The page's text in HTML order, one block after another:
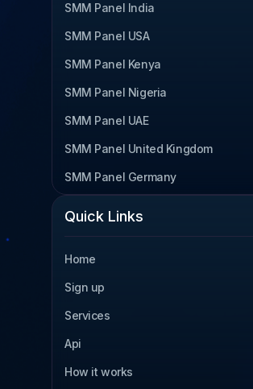
SMM Panel India
SMM Panel USA
SMM Panel Kenya
SMM Panel Nigeria
SMM Panel UAE
SMM Panel United Kingdom
SMM Panel Germany
SMM Panel Tanzania
SMM Panel Uganda
SMM Panel South Africa
SMM Panel Indonesia
SMM Panel France
SMM Panel Türkiye
Quick Links
Home
Sign up
Services
Api
How it works